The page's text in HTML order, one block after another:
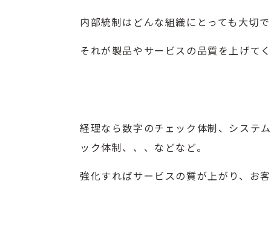
内部統制はどんな組織にとっても大切で
それが製品やサービスの品質を上げてく
経理なら数字のチェック体制、システ
ック体制、、、などなど。
強化すればサービスの質が上がり、お